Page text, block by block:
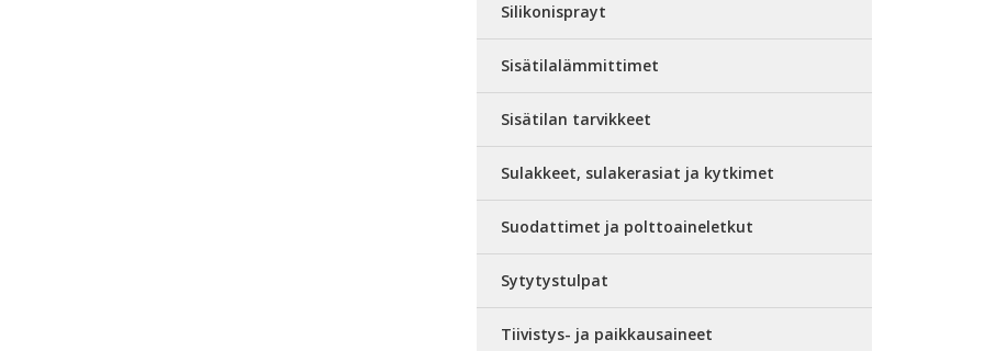
Silikonisprayt
Sisätilalämmittimet
Sisätilan tarvikkeet
Sulakkeet, sulakerasiat ja kytkimet
Suodattimet ja polttoaineletkut
Sytytystulpat
Tiivistys- ja paikkausaineet